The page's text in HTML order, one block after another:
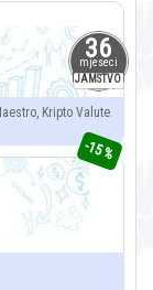
36
mjeseci
JAMSTVO
Kripto Valute
-15 %